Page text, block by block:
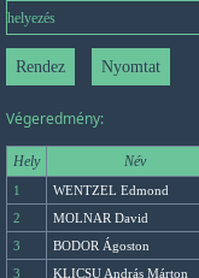
Végeredmény:
Hely Név
1 WENTZEL Edmond
2
MOLNAR David
3
BODOR Ágoston
3
KLICSU András Márton